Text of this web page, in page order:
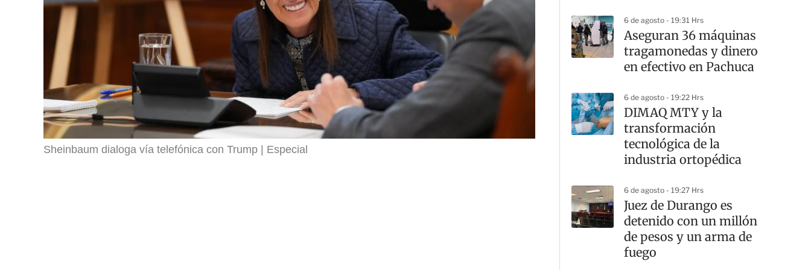
Sheinbaum dialoga vía telefónica con Trump Especial
6 de agosto - 19:31 Hrs
Aseguran 36 máquinas
tragamonedas y dinero
en efectivo en Pachuca
6 de agosto - 19:22 Hrs
DIMAQ MTY y la
transformación
tecnológica de la
industria ortopédica
6 de agosto - 19:27 Hrs
Juez de Durango es
detenido con un millón
de pesos y un arma de
fuego